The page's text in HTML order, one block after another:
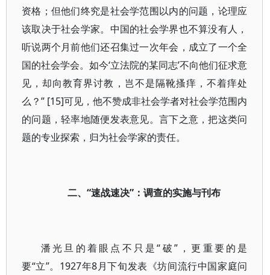
资格；但他们终究是社会学范围以内的问题，论理应
该取决于社会学家。中国的社会学界也不算没有人，
听说两个月前他们还召集过一次年会，成立了一个全
国的社会学会。如今‘立法院的某同志’不向他们征求意
见，却向教育界讨教，岂不是隔靴搔痒，不着痒处
么？” [15]可见，他不赞成非社会学者对社会学范围内
的问题，轻率地随便发表意见。言下之意，把这类问
题的专业探索，归为社会学家的责任。
二、“速战速决”：调查的实施与刊布
潘光旦的着眼点不只是“破”，更重要的是
要“立”。1927年8月下旬发表《坊间流行中国家庭问